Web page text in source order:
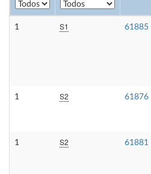
1 S1 61885
1 S2 61876
1 S2 61881